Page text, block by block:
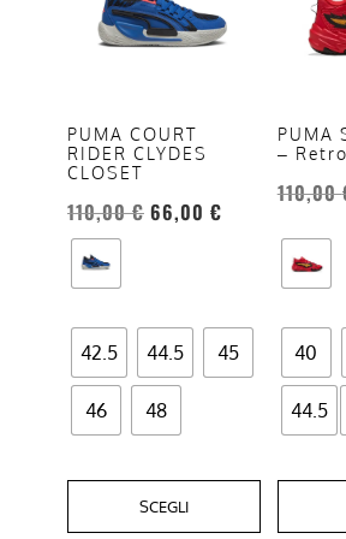
PUMA COURT
RIDER CLYDES
CLOSET
110,00€ 66,00 €
42.5 44.5 45
46 48
SCEGLI
opzioni
possono
essere
scelte
nella
pagina
prodotto
PUMA
–
110,00
40
44.5
varianti.
opzioni
possono
essere
pagina
prodotto